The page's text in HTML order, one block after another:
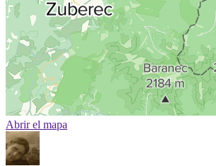
Abrir el mapa